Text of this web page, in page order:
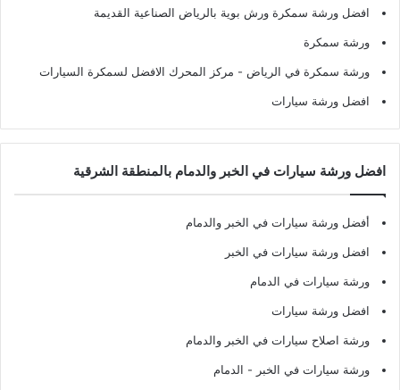
افضل ورشة سمكرة ورش بوية بالرياض الصناعية القديمة
ورشة سمكرة
ورشة سمكرة في الرياض - مركز المحرك الافضل لسمكرة السيارات
افضل ورشة سيارات
افضل ورشة سيارات في الخبر والدمام بالمنطقة الشرقية
أفضل ورشة سيارات في الخبر والدمام
افضل ورشة سيارات في الخبر
ورشة سيارات في الدمام
افضل ورشة سيارات
ورشة اصلاح سيارات في الخبر والدمام
ورشة سيارات في الخبر - الدمام